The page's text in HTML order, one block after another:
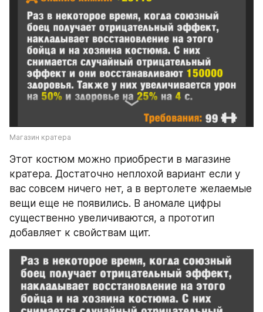
Магазин кратера
Этот костюм можно приобрести в магазине
кратера. Достаточно неплохой вариант если у
вас совсем ничего нет, а в вертолете желаемые
вещи еще не появились. В аномале цифры
существенно увеличиваются, а прототип
добавляет к свойствам щит.